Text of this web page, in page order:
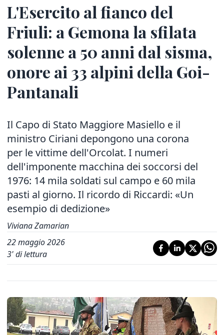
L'Esercito al fianco del
Friuli: a Gemona la sfilata
solenne a 50 anni dal sisma,
onore ai 33 alpini della Goi-
Pantanali
Il Capo di Stato Maggiore Masiello e il
ministro Ciriani depongono una corona
per le vittime dell'Orcolat. I numeri
dell'imponente macchina dei soccorsi del
1976: 14 mila soldati sul campo e 60 mila
pasti al giorno. Il ricordo di Riccardi: «Un
esempio di dedizione»
Viviana Zamarian
22 maggio 2026
3' di lettura